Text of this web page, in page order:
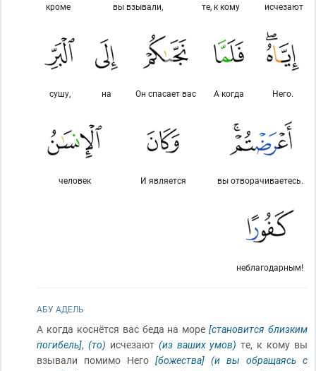
исчезают
те, к кому
вы взывали,
кроме
Него.
А когда
Он спасает вас
на
сушу,
вы отворачиваетесь.
И является
человек
неблагодарным!
АБУ АДЕЛЬ
А когда коснётся вас беда на море[становится близким
погибель], (то) исчезают (из ваших умов) те, к кому вы
взывали помимо Него [божества] (и вы обращаясь с